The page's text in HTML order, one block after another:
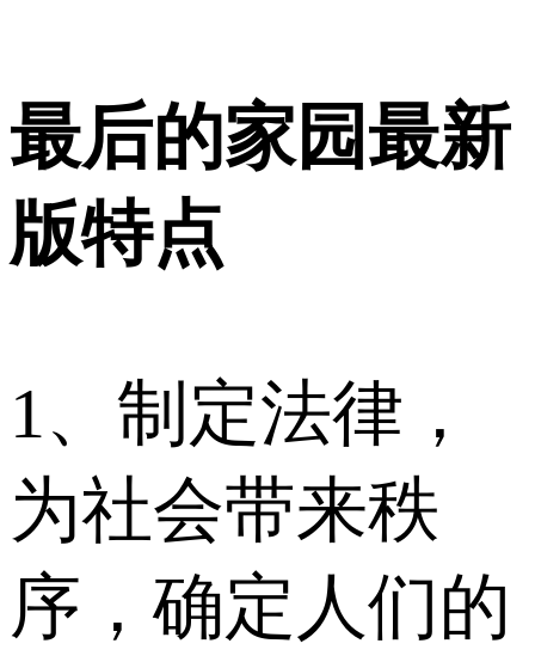
最后的家园最新
版特点
1、制定法律，
为社会带来秩
序，确定人们的